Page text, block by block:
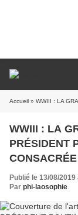
Accueil » WWIII : LA GRANDE ET
WWIII : LA
PRÉSIDENT
VIERGE
Publié le 13/08/2019
Par phi-laosophie